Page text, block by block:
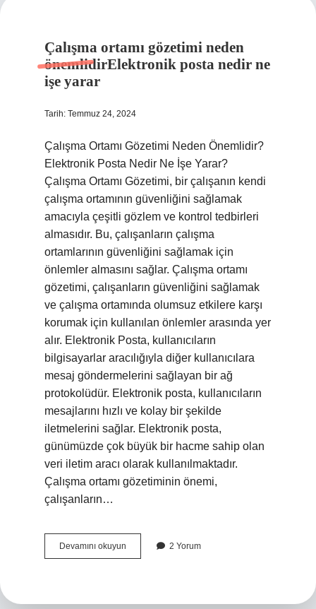
Çalışma ortamı gözetimi neden
önemlidirElektronik posta nedir ne
işe yarar
Tarih: Temmuz 24, 2024
Çalışma Ortamı Gözetimi Neden Önemlidir?
Elektronik Posta Nedir Ne İşe Yarar?
Çalışma Ortamı Gözetimi, bir çalışanın kendi
çalışma ortamının güvenliğini sağlamak
amacıyla çeşitli gözlem ve kontrol tedbirleri
almasıdır. Bu, çalışanların çalışma
ortamlarının güvenliğini sağlamak için
önlemler almasını sağlar. Çalışma ortamı
gözetimi, çalışanların güvenliğini sağlamak
ve çalışma ortamında olumsuz etkilere karşı
korumak için kullanılan önlemler arasında yer
alır. Elektronik Posta, kullanıcıların
bilgisayarlar aracılığıyla diğer kullanıcılara
mesaj göndermelerini sağlayan bir ağ
protokolüdür. Elektronik posta, kullanıcıların
mesajlarını hızlı ve kolay bir şekilde
iletmelerini sağlar. Elektronik posta,
günümüzde çok büyük bir hacme sahip olan
veri iletim aracı olarak kullanılmaktadır.
Çalışma ortamı gözetiminin önemi,
çalışanların…
Devamını okuyun Çalışma
ortamı
2 Yorum